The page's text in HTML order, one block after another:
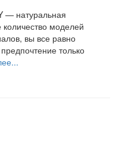
— натуральная
моделей
вы все равно
только